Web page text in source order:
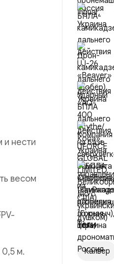
и нести
весом
м.
Теги
Калвер